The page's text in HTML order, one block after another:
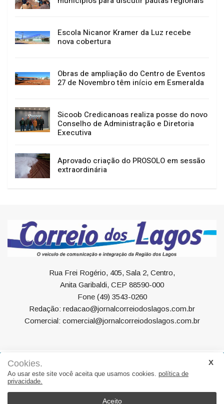
Escola Nicanor Kramer da Luz recebe
nova cobertura
Obras de ampliação do Centro de Eventos
27 de Novembro têm início em Esmeralda
Sicoob Credicanoas realiza posse do novo
Conselho de Administração e Diretoria
Executiva
Aprovado criação do PROSOLO em sessão
extraordinária
Rua Frei Rogério, 405, Sala 2, Centro,
Anita Garibaldi, CEP 88590-000
Fone (49) 3543-0260
Redação: redacao@jornalcorreiodoslagos.com.br
Comercial: comercial@jornalcorreiodoslagos.com.br
Geral Política Economia Saúde
Variedades
Eventos
Cookies.
Ao usar este site você aceita que usamos cookies. política de
privacidade.
Aceito